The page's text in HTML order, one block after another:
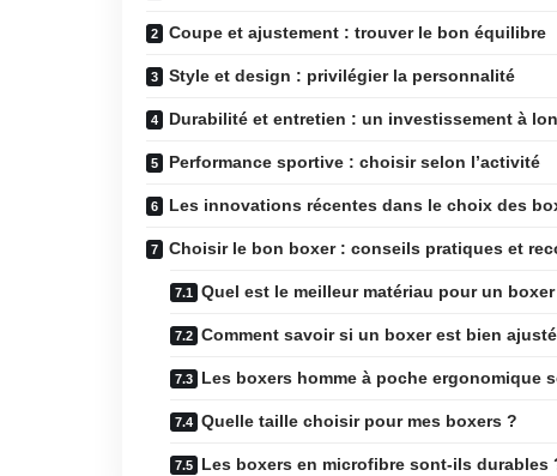
Coupe et ajustement : trouver le bon équilibre
Style et design : privilégier la personnalité
Durabilité et entretien : un investissement à
Performance sportive : choisir selon l’activité
Les innovations récentes dans le choix des
Choisir le bon boxer : conseils pratiques et
Quel est le meilleur matériau pour un boxer
Comment savoir si un boxer est bien
Les boxers homme à poche ergonomique
Quelle taille choisir pour mes boxers ?
Les boxers en microfibre sont-ils durables